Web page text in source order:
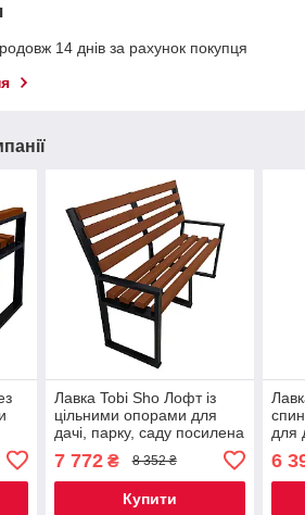
14 днів за рахунок покупця
Лавка Tobi Sho Лофт із
цільними опорами для
дачі, парку, саду посилена
7 772₴ 8 352 ₴
Купити
для
6